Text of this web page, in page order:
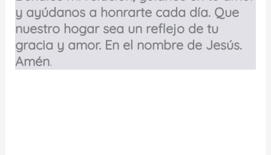
y ayúdanos a honrarte cada día. Que
nuestro hogar sea un reflejo de tu
gracia y amor. En el nombre de Jesús.
Amén.